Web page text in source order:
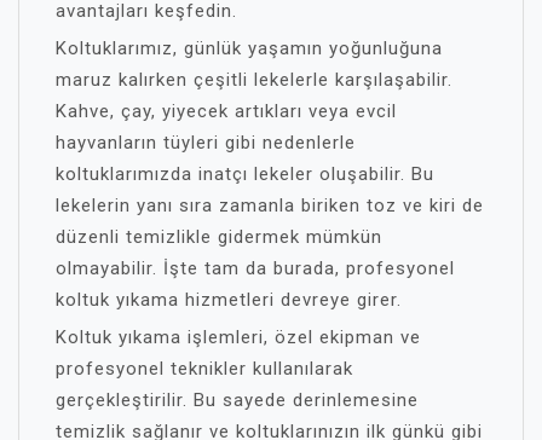
avantajları keşfedin.
Koltuklarımız, günlük yaşamın yoğunluğuna
maruz kalırken çeşitli lekelerle karşılaşabilir.
Kahve, çay, yiyecek artıkları veya evcil
hayvanların tüyleri gibi nedenlerle
koltuklarımızda inatçı lekeler oluşabilir. Bu
lekelerin yanı sıra zamanla biriken toz ve kiri de
düzenli temizlikle gidermek mümkün
olmayabilir. İşte tam da burada, profesyonel
koltuk yıkama hizmetleri devreye girer.
Koltuk yıkama işlemleri, özel ekipman ve
profesyonel teknikler kullanılarak
gerçekleştirilir. Bu sayede derinlemesine
temizlik sağlanır ve koltuklarınızın ilk günkü gibi